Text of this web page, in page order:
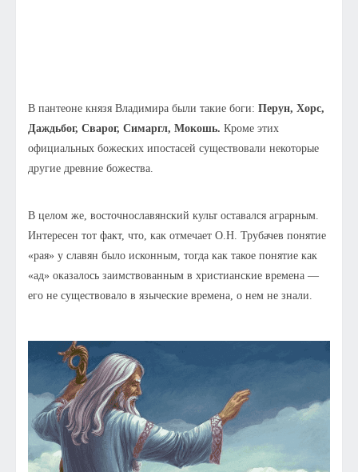
В пантеоне князя Владимира были такие боги: Перун, Хорс,
Даждьбог, Сварог, Симаргл, Мокошь. Кроме этих
официальных божеских ипостасей существовали некоторые
другие древние божества.
В целом же, восточнославянский культ оставался аграрным.
Интересен тот факт, что, как отмечает О.Н. Трубачев понятие
«рая» у славян было исконным, тогда как такое понятие как
«ад» оказалось заимствованным в христианские времена —
его не существовало в языческие времена, о нем не знали.